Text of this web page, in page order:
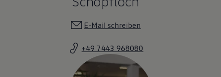
E-Mail schreiben
+49 7443 968080